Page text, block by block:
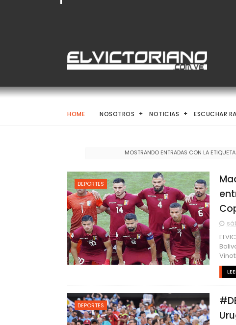
HOME NOSOTROS NOTICIAS ESCUCHAR
MOSTRANDO ENTRADAS CON LA
DEPORTES
DEPORTES